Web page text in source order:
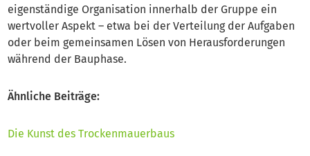
eigenständige Organisation innerhalb der Gruppe ein
wertvoller Aspekt – etwa bei der Verteilung der Aufgaben
oder beim gemeinsamen Lösen von Herausforderungen
während der Bauphase.
Ähnliche Beiträge:
Die Kunst des Trockenmauerbaus